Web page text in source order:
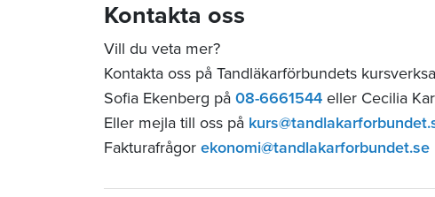
Kontakta oss
Vill du veta mer?
Kontakta oss på Tandläkarförbundets
Sofia Ekenberg på 08-6661544 eller Cecilia
Eller mejla till oss på
Fakturafrågor ekonomi@tandlakarforbundet.se